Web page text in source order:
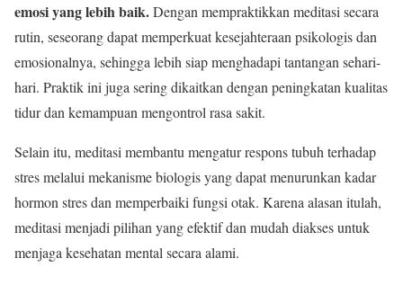
emosi yang lebih baik.Dengan mempraktikkan meditasi secara
rutin, seseorang dapat memperkuat kesejahteraan psikologis dan
emosionalnya, sehingga lebih siap menghadapi tantangan sehari-
hari. Praktik ini juga sering dikaitkan dengan peningkatan kualitas
tidur dan kemampuan mengontrol rasa sakit.
Selain itu, meditasi membantu mengatur respons tubuh terhadap
stres melalui mekanisme biologis yang dapat menurunkan kadar
hormon stres dan memperbaiki fungsi otak. Karena alasan itulah,
meditasi menjadi pilihan yang efektif dan mudah diakses untuk
menjaga kesehatan mental secara alami.